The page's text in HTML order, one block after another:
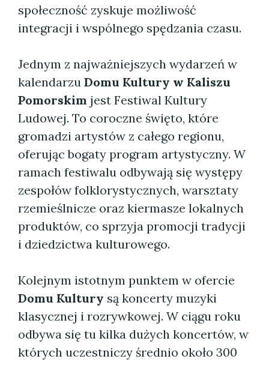
społeczność zyskuje możliwość
integracji i wspólnego spędzania czasu.
Jednym z najważniejszych wydarzeń w
kalendarzu Domu Kultury w Kaliszu
Pomorskim jest Festiwal Kultury
Ludowej. To coroczne święto, które
gromadzi artystów z całego regionu,
oferując bogaty program artystyczny. W
ramach festiwalu odbywają się występy
zespołów folklorystycznych, warsztaty
rzemieślnicze oraz kiermasze lokalnych
produktów, co sprzyja promocji tradycji
i dziedzictwa kulturowego.
Kolejnym istotnym punktem w ofercie
Domu Kultury są koncerty muzyki
klasycznej i rozrywkowej. W ciągu roku
odbywa się tu kilka dużych koncertów, w
których uczestniczy średnio około 300